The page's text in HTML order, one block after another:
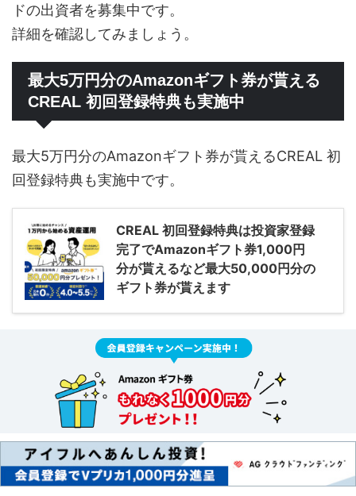
ドの出資者を募集中です。
詳細を確認してみましょう。
最大5万円分のAmazonギフト券が貰える
CREAL 初回登録特典も実施中
最大5万円分のAmazonギフト券が貰えるCREAL 初
回登録特典も実施中です。
CREAL 初回登録特典は投資家登録
完了でAmazonギフト券1,000円
分が貰えるなど最大50,000円分の
ギフト券が貰えます